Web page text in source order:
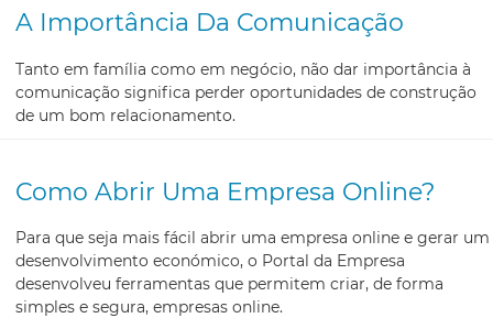
A Importância Da Comunicação
Tanto em família como em negócio, não dar importância à
comunicação significa perder oportunidades de construção
de um bom relacionamento.
Como Abrir Uma Empresa Online?
Para que seja mais fácil abrir uma empresa online e gerar um
desenvolvimento económico, o Portal da Empresa
desenvolveu ferramentas que permitem criar, de forma
simples e segura, empresas online.